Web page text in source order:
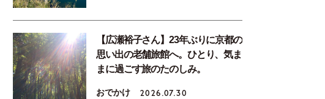
【広瀬裕子さん】23年ぶりに京都の
思い出の老舗旅館へ。ひとり、気ま
まに過ごす旅のたのしみ。
おでかけ 2026.07.30